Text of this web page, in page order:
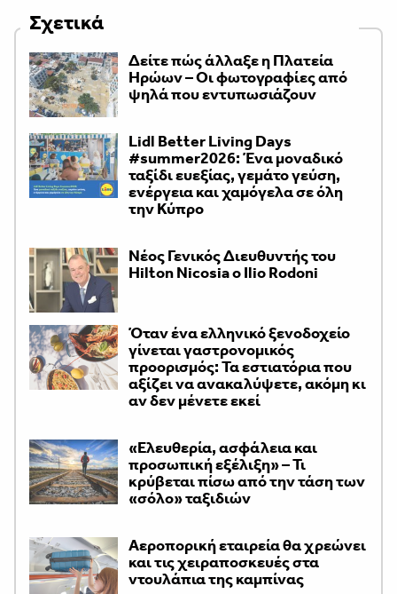
Σχετικά
Δείτε πώς άλλαξε η Πλατεία
Ηρώων – Οι φωτογραφίες από
ψηλά που εντυπωσιάζουν
Lidl Better Living Days
#summer2026: Ένα μοναδικό
ταξίδι ευεξίας, γεμάτο γεύση,
ενέργεια και χαμόγελα σε όλη
την Κύπρο
Νέος Γενικός Διευθυντής του
Hilton Nicosia ο Ilio Rodoni
Όταν ένα ελληνικό ξενοδοχείο
γίνεται γαστρονομικός
προορισμός: Τα εστιατόρια που
αξίζει να ανακαλύψετε, ακόμη κι
αν δεν μένετε εκεί
«Ελευθερία, ασφάλεια και
προσωπική εξέλιξη» – Τι
κρύβεται πίσω από την τάση των
«σόλο» ταξιδιών
Αεροπορική εταιρεία θα χρεώνει
και τις χειραποσκευές στα
ντουλάπια της καμπίνας